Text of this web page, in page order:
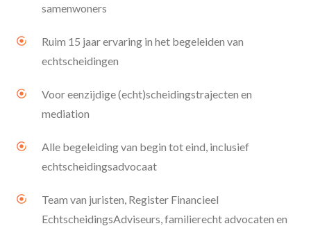
samenwoners
Ruim 15 jaar ervaring in het begeleiden van
echtscheidingen
Voor eenzijdige (echt)scheidingstrajecten en
mediation
Alle begeleiding van begin tot eind, inclusief
echtscheidingsadvocaat
Team van juristen, Register Financieel
EchtscheidingsAdviseurs, familierecht advocaten en